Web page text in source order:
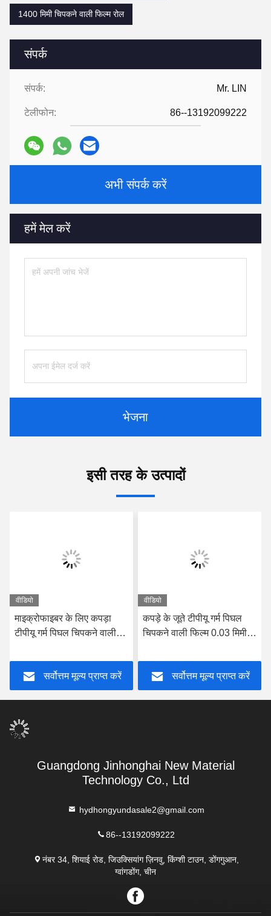
संपर्क
संपर्क: Mr. LIN
टेलीफोन: 86--13192099222
अभी संपर्क करें
हमें मेल करें
भेजना
1400 मिमी चिपकने वाली फिल्म रोल
इसी तरह के उत्पादों
वीडियो
माइक्रोफाइबर के लिए कपड़ा
टीपीयू गर्म पिघल चिपकने वाली
सर्वोत्तम मूल्य प्राप्त करें
वीडियो
कपड़े के जूते टीपीयू गर्म पिघल
चिपकने वाली फिल्म 0.03 मिमी
साथ मोटाई:
सर्वोत्तम मूल्य प्राप्त करें
Guangdong Jinhonghai New Material
Technology Co., Ltd
hydhongyundasale2@gmail.com
86--13192099222
नंबर 34, शियाई रोड, जिउक्सियांग ज़िनवु, किंग्शी टाउन, डोंगगुआन,
ग्वांगडोंग, चीन